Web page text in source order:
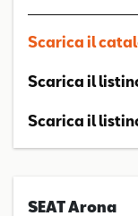
Scarica il
Scarica il
Scarica il
SEAT Arona